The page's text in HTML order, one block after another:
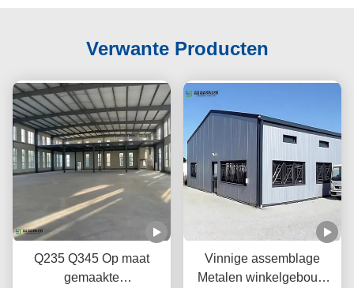
Verwante Producten
Q235 Q345 Op maat
gemaakte
Vinnige assemblage
Metalen winkelgebouw